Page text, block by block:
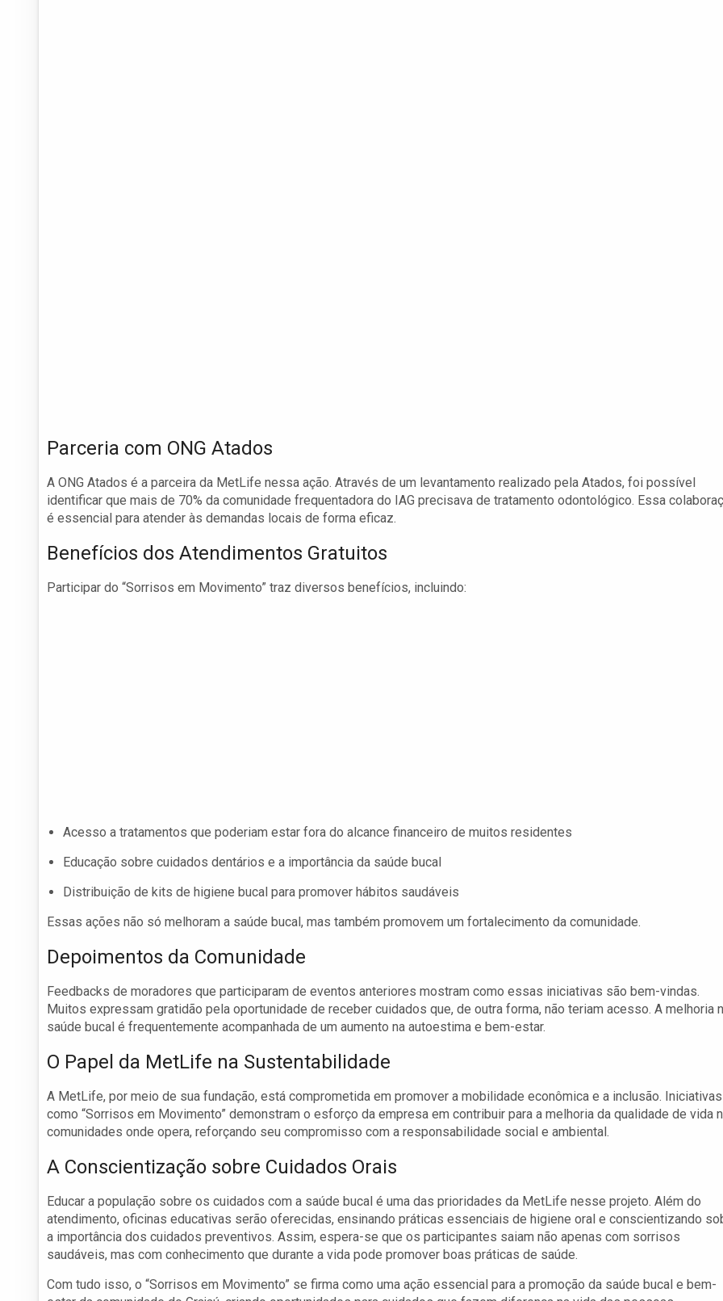
Parceria com ONG Atados
A ONG Atados é a parceira da MetLife nessa ação. Através de um levantamento realizado pela Atados, foi possível
identificar que mais de 70% da comunidade frequentadora do IAG precisava de tratamento odontológico. Essa
é essencial para atender às demandas locais de forma eficaz.
Benefícios dos Atendimentos Gratuitos
Participar do “Sorrisos em Movimento” traz diversos benefícios, incluindo:
Acesso a tratamentos que poderiam estar fora do alcance financeiro de muitos residentes
Educação sobre cuidados dentários e a importância da saúde bucal
Distribuição de kits de higiene bucal para promover hábitos saudáveis
Essas ações não só melhoram a saúde bucal, mas também promovem um fortalecimento da comunidade.
Depoimentos da Comunidade
Feedbacks de moradores que participaram de eventos anteriores mostram como essas iniciativas são bem-vindas.
Muitos expressam gratidão pela oportunidade de receber cuidados que, de outra forma, não teriam acesso. A melhoria
saúde bucal é frequentemente acompanhada de um aumento na autoestima e bem-estar.
O Papel da MetLife na Sustentabilidade
A MetLife, por meio de sua fundação, está comprometida em promover a mobilidade econômica e a inclusão. Iniciativas
como “Sorrisos em Movimento” demonstram o esforço da empresa em contribuir para a melhoria da qualidade de vida
comunidades onde opera, reforçando seu compromisso com a responsabilidade social e ambiental.
A Conscientização sobre Cuidados Orais
Educar a população sobre os cuidados com a saúde bucal é uma das prioridades da MetLife nesse projeto. Além do
atendimento, oficinas educativas serão oferecidas, ensinando práticas essenciais de higiene oral e conscientizando
a importância dos cuidados preventivos. Assim, espera-se que os participantes saiam não apenas com sorrisos
saudáveis, mas com conhecimento que durante a vida pode promover boas práticas de saúde.
Com tudo isso, o “Sorrisos em Movimento” se firma como uma ação essencial para a promoção da saúde bucal e bem-